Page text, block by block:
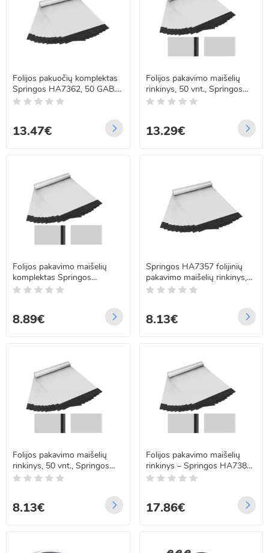
Folijos pakuočių komplektas
Springos HA7362, 50 GAB.,
32 X 40 CM + 5 CM
13.47€
Folijos pakavimo maišelių
rinkinys, 50 vnt., Springos
HA7360, 31 × 37 cm + 5 cm
13.29€
Folijos pakavimo maišelių
komplektas Springos
HA7358, 50 GAB., 26 X 31
8.89€
Springos HA7357 folijinių
pakavimo maišelių rinkinys,
50 vnt., 20 x 26 cm + 4 cm
8.13€
Folijos pakavimo maišelių
rinkinys, 50 vnt., Springos
HA7355, 19 × 21 cm + 4 cm
8.13€
Folijos pakavimo maišelių
rinkinys – Springos HA7387,
35 X 40 CM + 5 CM, 50 GAB.
17.86€